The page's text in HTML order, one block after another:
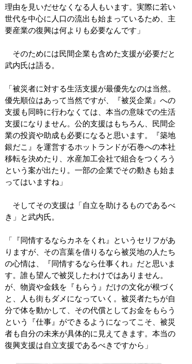
理由を見いだせなくなる人もいます。実際に若い
世代を中心に人口の流出も始まっているため、主
要産業の復興は何よりも必要なんです」
そのためには民間企業も含めた支援が必要だと
武内氏は語る。
「被災者に対する生活支援が最優先なのは当然。
優先順位はあって当然ですが、『被災企業』への
支援も同時に行わなくては、本当の意味での生活
支援になりません。公的支援はもちろん、民間企
業の投資や助成も必要になると思います。『築地
銀だこ』を運営するホットランドが石巻への本社
移転を決めたり、水産加工会社で組合をつくろう
という案が出たり。一部の企業でその動きも始ま
ってはいますね」
そしてその支援は「自立を助けるものであるべ
き」と武内氏。
「『同情するならカネをくれ』というセリフがあ
りますが、その言葉を借りるなら被災地の人たち
の心情は、『同情するなら仕事くれ』だと思いま
す。誰も望んで被災したわけではありません。
が、物資や金銭を『もらう』だけの文化が根づく
と、人も街もダメになっていく。被災者たちが自
分で体を動かして、その代償としてお金をもらう
という『仕事』ができるようになってこそ、被災
者も自分の未来が具体的に見えてきます。本当の
復興支援は自立支援であるべきですから」